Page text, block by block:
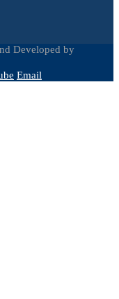
Developed by
Email